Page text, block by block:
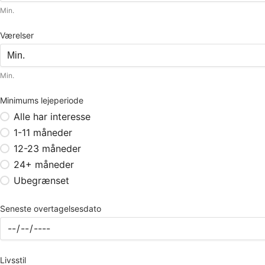
Min.
Værelser
Min.
Minimums lejeperiode
Alle har interesse
1-11 måneder
12-23 måneder
24+ måneder
Ubegrænset
Seneste overtagelsesdato
Livsstil